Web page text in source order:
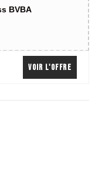
BVBA
Voir l'offre